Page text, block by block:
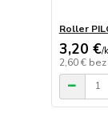
Roller
3,20 €/
2,60 € bez